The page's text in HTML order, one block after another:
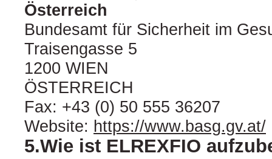
Österreich
Bundesamt für Sicherheit im
Traisengasse 5
1200 WIEN
ÖSTERREICH
Fax: +43 (0) 50 555 36207
Website: https://www.basg.gv.at/
5.Wie ist ELREXFIO